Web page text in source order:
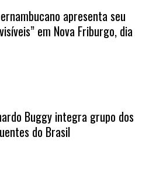
apresenta seu
em Nova Friburgo, dia
Buggy integra grupo dos
do Brasil